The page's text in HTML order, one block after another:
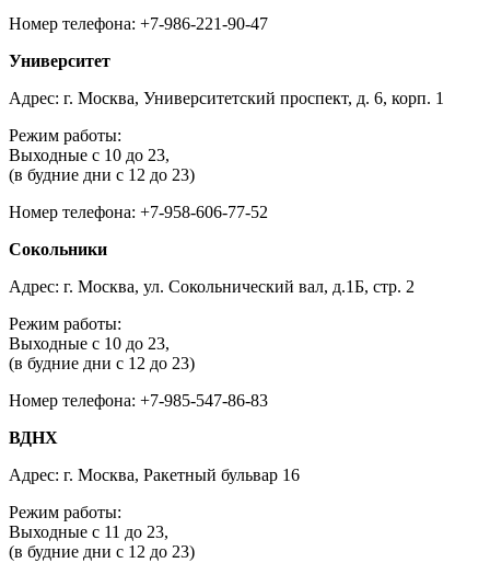
Номер телефона: +7-986-221-90-47
Университет
Адрес: г. Москва, Университетский проспект, д. 6, корп. 1
Режим работы:
Выходные с 10 до 23,
(в будние дни с 12 до 23)
Номер телефона: +7-958-606-77-52
Сокольники
Адрес: г. Москва, ул. Сокольнический вал, д.1Б, стр. 2
Режим работы:
Выходные с 10 до 23,
(в будние дни с 12 до 23)
Номер телефона: +7-985-547-86-83
ВДНХ
Адрес: г. Москва, Ракетный бульвар 16
Режим работы:
Выходные с 11 до 23,
(в будние дни с 12 до 23)